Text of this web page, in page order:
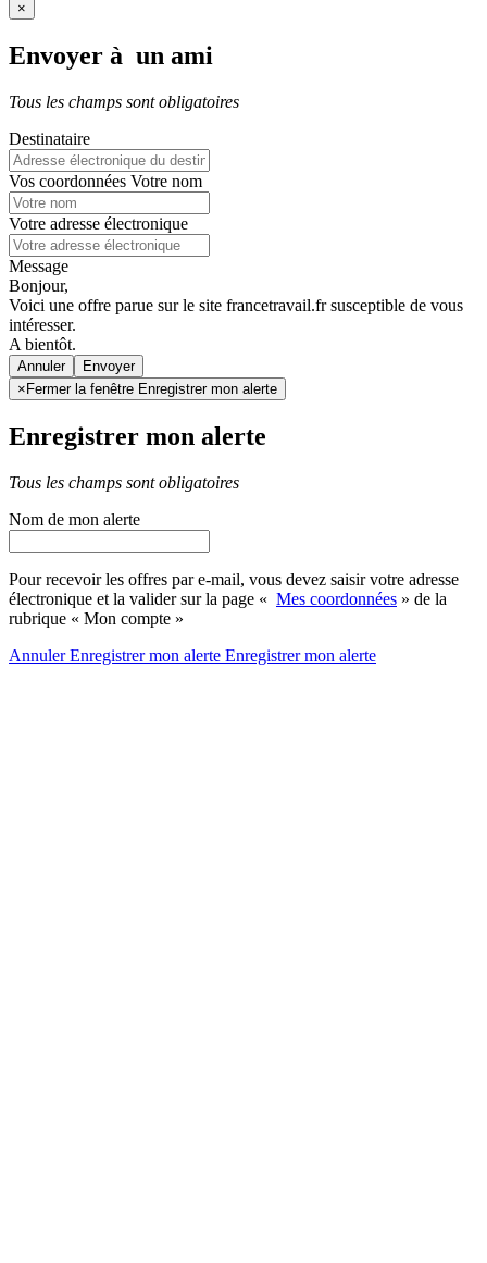
×
Envoyer à un ami
Tous les champs sont obligatoires
Destinataire
Vos coordonnées Votre nom
Votre adresse électronique
Message
Bonjour,
Voici une offre parue sur le site francetravail.fr susceptible de vous
intéresser.
A bientôt.
Annuler
× Fermer la fenêtre Enregistrer mon alerte
Enregistrer mon alerte
Tous les champs sont obligatoires
Nom de mon alerte
Pour recevoir les offres par e-mail, vous devez saisir votre adresse
électronique et la valider sur la page « Mes coordonnées » de la
rubrique « Mon compte »
AnnulerEnregistrer mon alerte Enregistrermon alerte